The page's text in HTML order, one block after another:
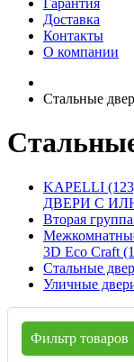
Гарантия
Доставка
Контакты
О компании
Стальные
KAPELLI
ДВЕРИ С
Вторая
3D Eco Craft
Стальные
Уличные
Фильтр товаров